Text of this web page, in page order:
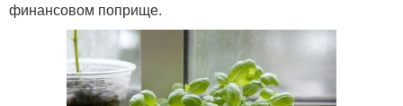
финансовом поприще.